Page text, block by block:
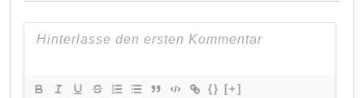
{} [+]